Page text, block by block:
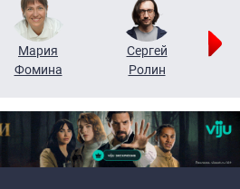
Мария
Фомина
Сергей
Ролин